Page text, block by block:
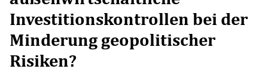
Investitionskontrollen bei der
Minderung geopolitischer
Risiken?